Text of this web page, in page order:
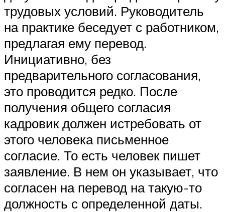
трудовых условий. Руководитель
на практике беседует с работником,
предлагая ему перевод.
Инициативно, без
предварительного согласования,
это проводится редко. После
получения общего согласия
кадровик должен истребовать от
этого человека письменное
согласие. То есть человек пишет
заявление. В нем он указывает, что
согласен на перевод на такую-то
должность с определенной даты.